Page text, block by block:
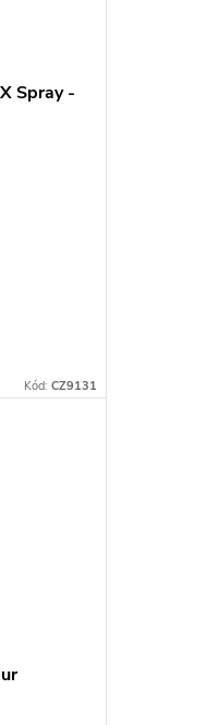
Spray -
Kód: CZ9131